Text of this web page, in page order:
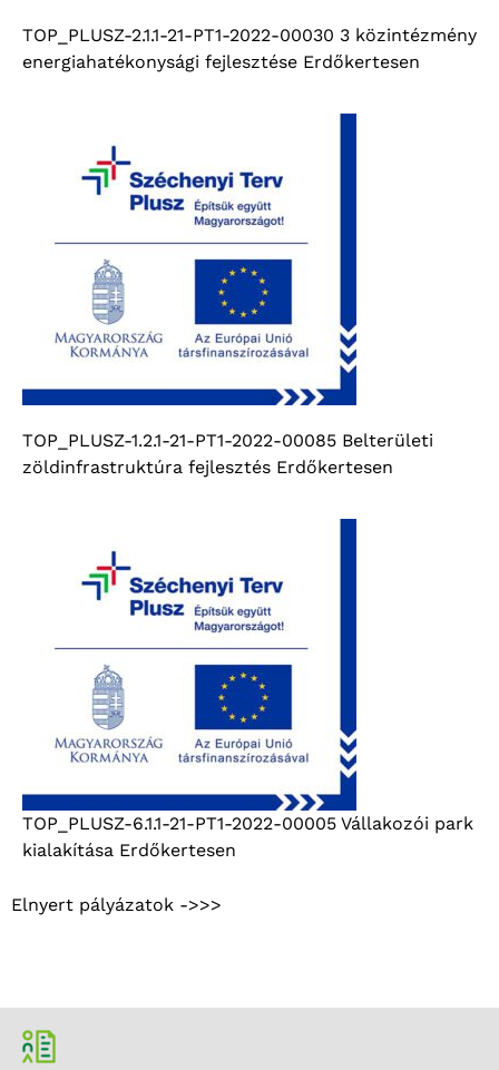
TOP_PLUSZ-2.1.1-21-PT1-2022-00030 3 közintézmény
energiahatékonysági fejlesztése Erdőkertesen
TOP_PLUSZ-1.2.1-21-PT1-2022-00085 Belterületi
zöldinfrastruktúra fejlesztés Erdőkertesen
TOP_PLUSZ-6.1.1-21-PT1-2022-00005 Vállakozói park
kialakítása Erdőkertesen
Elnyert pályázatok ->>>